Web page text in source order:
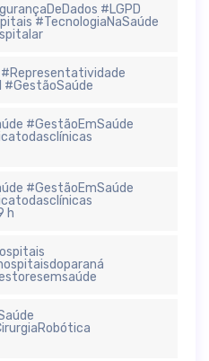
#LGPD
#TecnologiaNaSaúde
#Representatividade
#GestãoSaúde
#GestãoEmSaúde
#GestãoEmSaúde
h